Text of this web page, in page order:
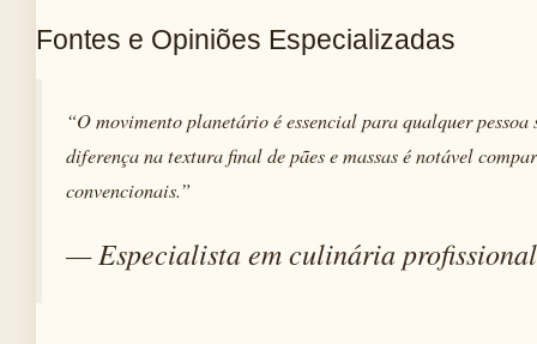
Fontes e Opiniões Especializadas
“O movimento planetário é essencial para qualquer
diferença na textura final de pães e massas é notável
convencionais.”
— Especialista em culinária profissional